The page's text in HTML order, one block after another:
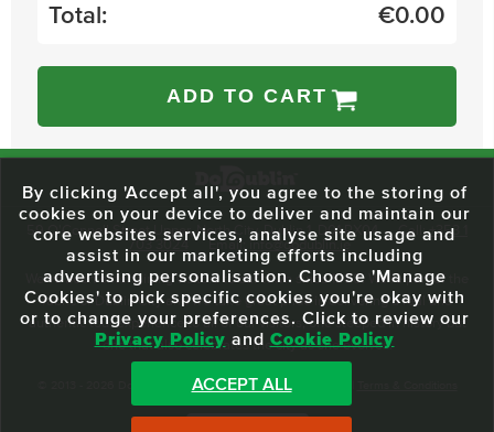
Total: €0.00
ADD TO CART
59 O'Connell Street Upper, North City, Dublin 1, D01 RX04 Call:+353 1
703 3024
Email: info@dodublin.ie
We've been entertaining visitors to our town since 1988. We're part of the
fabric of Dublin City and we take great pride in delivering a real and
authentic tour experience to all of our visitors, one steeped in history but
one that also celebrates the city as she evolves.
© 2013 - 2026 DoDublin. All Rights Reserved.
By clicking 'Accept all', you agree to the storing of
cookies on your device to deliver and maintain our
core websites services, analyse site usage and
assist in our marketing efforts including
advertising personalisation. Choose 'Manage
Cookies' to pick specific cookies you're okay with
or to change your preferences. Click to review our
Privacy Policy and Cookie Policy
ACCEPT ALL